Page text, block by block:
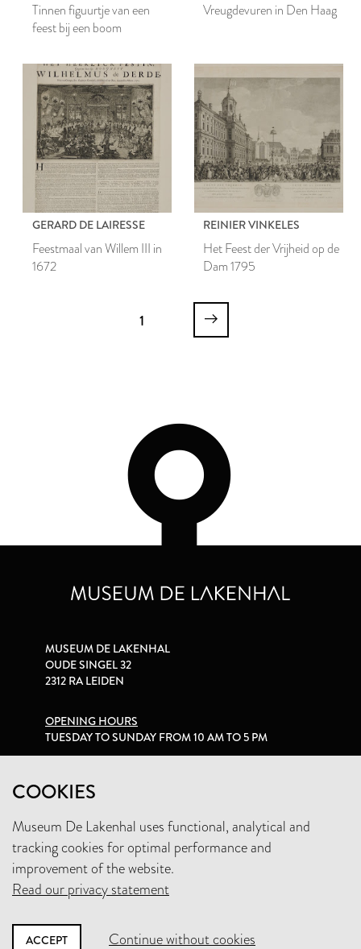
Tinnen figuurtje van een
feest bij een boom
Vreugdevuren in Den Haag
GERARD DE LAIRESSE
Feestmaal van Willem III in
1672
REINIER VINKELES
Het Feest der Vrijheid op de
Dam 1795
1
COOKIES
Museum De Lakenhal uses functional, analytical and
tracking cookies for optimal performance and
improvement of the website.
Read our privacy statement
ACCEPT Continue without cookies
MUSEUM DE LAKENHAL
OUDE SINGEL 32
2312 RA LEIDEN
OPENING HOURS
TUESDAY TO SUNDAY FROM 10 AM TO 5 PM
+31 (0)71 5165360
INFO@LAKENHAL.NL
SUPPORT THE MUSEUM